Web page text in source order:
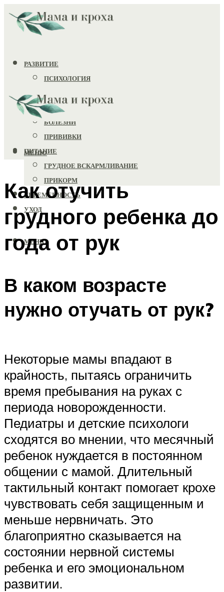
РАЗВИТИЕ
ПСИХОЛОГИЯ
ИГРУШКИ
ЗДОРОВЬЕ
БОЛЕЗНИ
ПРИВИВКИ
ПИТАНИЕ
ГРУДНОЕ ВСКАРМЛИВАНИЕ
ПРИКОРМ
БЕРЕМЕННОСТЬ
УХОД
МЕНЮ
МЕНЮ
Как отучить
грудного ребенка до
года от рук
В каком возрасте
нужно отучать от рук?
Некоторые мамы впадают в
крайность, пытаясь ограничить
время пребывания на руках с
периода новорожденности.
Педиатры и детские психологи
сходятся во мнении, что месячный
ребенок нуждается в постоянном
общении с мамой. Длительный
тактильный контакт помогает крохе
чувствовать себя защищенным и
меньше нервничать. Это
благоприятно сказывается на
состоянии нервной системы
ребенка и его эмоциональном
развитии.